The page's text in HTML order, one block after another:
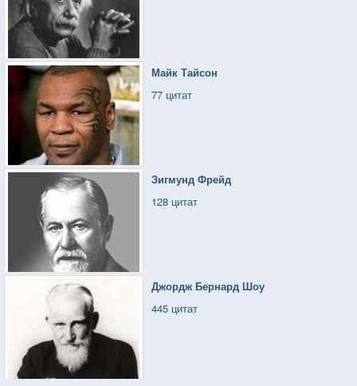
Майк Тайсон
77 цитат
Зигмунд Фрейд
128 цитат
Джордж Бернард Шоу
445 цитат